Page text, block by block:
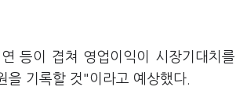
등이 겹쳐 영업이익이 시장기대치를
기록할 것"이라고 예상했다.